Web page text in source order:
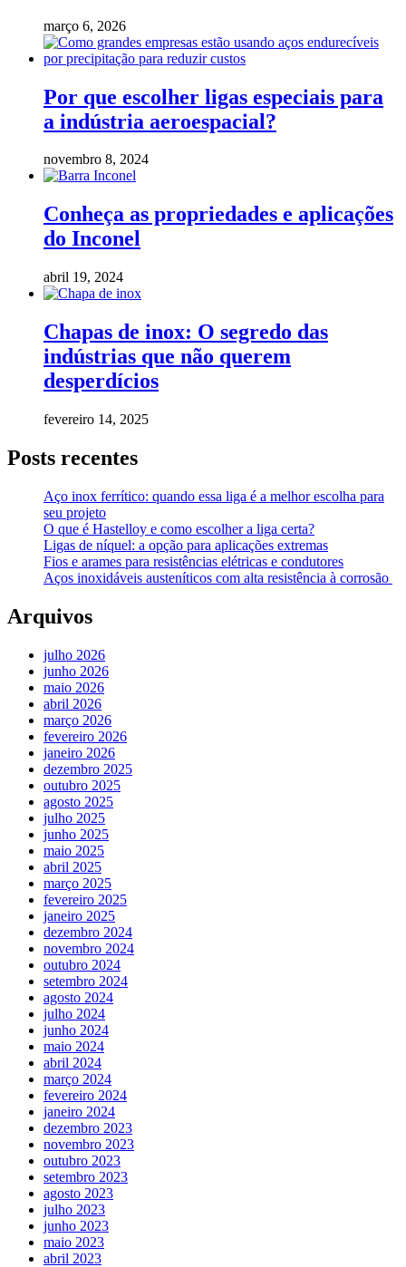
março 6, 2026
Por que escolher ligas especiais para
a indústria aeroespacial?
novembro 8, 2024
Conheça as propriedades e aplicações
do Inconel
abril 19, 2024
Chapas de inox: O segredo das
indústrias que não querem
desperdícios
fevereiro 14, 2025
Posts recentes
Aço inox ferrítico: quando essa liga é a melhor escolha para
seu projeto
O que é Hastelloy e como escolher a liga certa?
Ligas de níquel: a opção para aplicações extremas
Fios e arames para resistências elétricas e condutores
Aços inoxidáveis austeníticos com alta resistência à corrosão
Arquivos
julho 2026
junho 2026
maio 2026
abril 2026
março 2026
fevereiro 2026
janeiro 2026
dezembro 2025
outubro 2025
agosto 2025
julho 2025
junho 2025
maio 2025
abril 2025
março 2025
fevereiro 2025
janeiro 2025
dezembro 2024
novembro 2024
outubro 2024
setembro 2024
agosto 2024
julho 2024
junho 2024
maio 2024
abril 2024
março 2024
fevereiro 2024
janeiro 2024
dezembro 2023
novembro 2023
outubro 2023
setembro 2023
agosto 2023
julho 2023
junho 2023
maio 2023
abril 2023